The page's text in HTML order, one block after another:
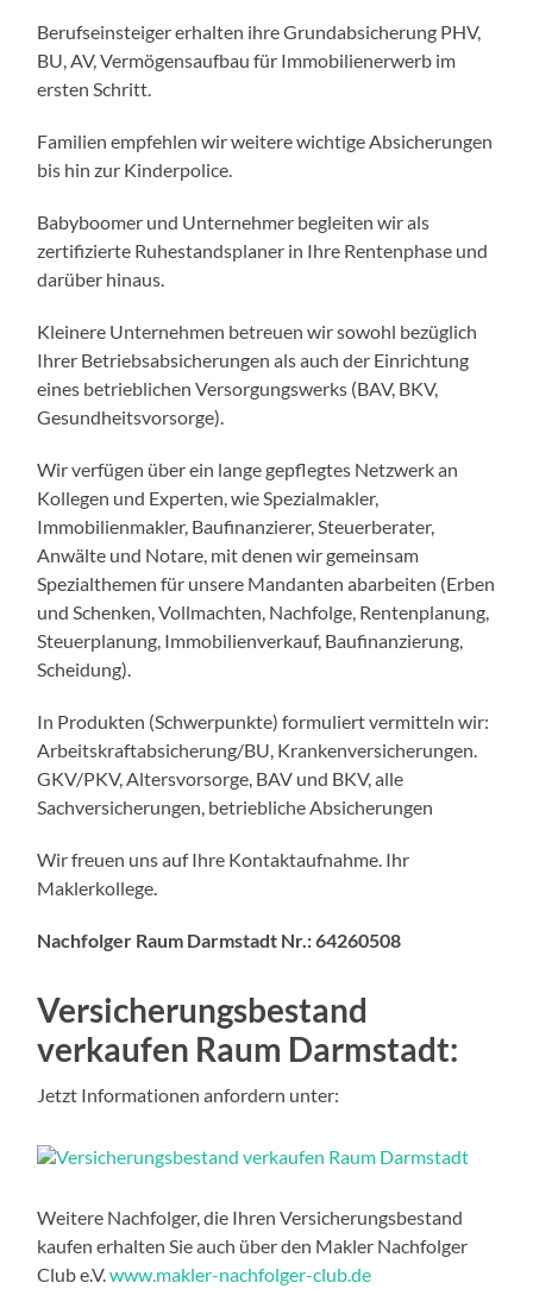
Berufseinsteiger erhalten ihre Grundabsicherung PHV,
BU, AV, Vermögensaufbau für Immobilienerwerb im
ersten Schritt.
Familien empfehlen wir weitere wichtige Absicherungen
bis hin zur Kinderpolice.
Babyboomer und Unternehmer begleiten wir als
zertifizierte Ruhestandsplaner in Ihre Rentenphase und
darüber hinaus.
Kleinere Unternehmen betreuen wir sowohl bezüglich
Ihrer Betriebsabsicherungen als auch der Einrichtung
eines betrieblichen Versorgungswerks (BAV, BKV,
Gesundheitsvorsorge).
Wir verfügen über ein lange gepflegtes Netzwerk an
Kollegen und Experten, wie Spezialmakler,
Immobilienmakler, Baufinanzierer, Steuerberater,
Anwälte und Notare, mit denen wir gemeinsam
Spezialthemen für unsere Mandanten abarbeiten (Erben
und Schenken, Vollmachten, Nachfolge, Rentenplanung,
Steuerplanung, Immobilienverkauf, Baufinanzierung,
Scheidung).
In Produkten (Schwerpunkte) formuliert vermitteln wir:
Arbeitskraftabsicherung/BU, Krankenversicherungen.
GKV/PKV, Altersvorsorge, BAV und BKV, alle
Sachversicherungen, betriebliche Absicherungen
Wir freuen uns auf Ihre Kontaktaufnahme. Ihr
Maklerkollege.
Nachfolger Raum Darmstadt Nr.: 64260508
Versicherungsbestand
verkaufen Raum Darmstadt:
Jetzt Informationen anfordern unter:
Weitere Nachfolger, die Ihren Versicherungsbestand
kaufen erhalten Sie auch über den Makler Nachfolger
Club e.V.www.makler-nachfolger-club.de